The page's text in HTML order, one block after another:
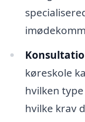
køreskole
hvilken
hvilke krav